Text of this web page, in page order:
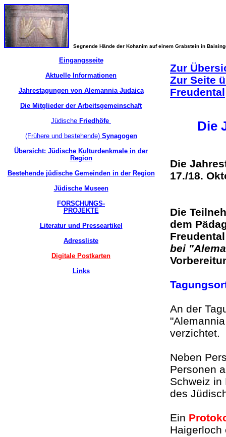
Segnende Hände der Kohanim auf einem Grabstein in
Eingangsseite
Aktuelle Informationen
Jahrestagungen von Alemannia Judaica
Die Mitglieder der Arbeitsgemeinschaft
Jüdische Friedhöfe
(Frühere und bestehende)Synagogen
Übersicht: Jüdische Kulturdenkmale in der
Region
Bestehende jüdische Gemeinden in der Region
Jüdische Museen
FORSCHUNGS-
PROJEKTE
Literatur und Presseartikel
Adressliste
Digitale Postkarten
Links
Zur
Zur Seite
Freudental
Die
Die
17./18.
Die
dem
bei
An der
Neben
Personen
Schweiz in
des
Ein